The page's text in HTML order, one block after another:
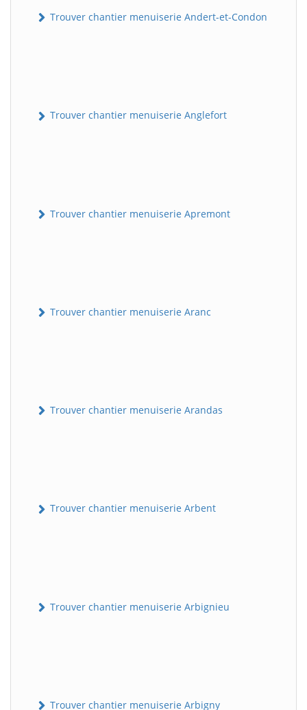
Trouver chantier menuiserie Andert-et-Condon
Trouver chantier menuiserie Anglefort
Trouver chantier menuiserie Apremont
Trouver chantier menuiserie Aranc
Trouver chantier menuiserie Arandas
Trouver chantier menuiserie Arbent
Trouver chantier menuiserie Arbignieu
Trouver chantier menuiserie Arbigny